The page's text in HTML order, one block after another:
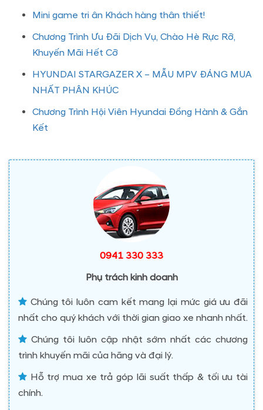
Mini game tri ân Khách hàng thân thiết!
Chương Trình Ưu Đãi Dịch Vụ, Chào Hè Rực Rỡ,
Khuyến Mãi Hết Cỡ
HYUNDAI STARGAZER X – MẪU MPV ĐÁNG MUA
NHẤT PHÂN KHÚC
Chương Trình Hội Viên Hyundai Đồng Hành & Gắn
Kết
0941 330 333
Phụ trách kinh doanh
Chúng tôi luôn cam kết mang lại mức giá ưu đãi
nhất cho quý khách với thời gian giao xe nhanh nhất.
Chúng tôi luôn cập nhật sớm nhất các chương
trình khuyến mãi của hãng và đại lý.
Hỗ trợ mua xe trả góp lãi suất thấp & tối ưu tài
chính.